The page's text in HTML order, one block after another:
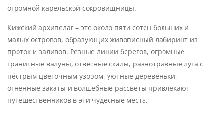
огромной карельской сокровищницы.
Кижский архипелаг – это около пяти сотен больших и
малых островов, образующих живописный лабиринт из
проток и заливов. Резные линии берегов, огромные
гранитные валуны, отвесные скалы, разнотравные луга с
пёстрым цветочным узором, уютные деревеньки,
огненные закаты и волшебные рассветы привлекают
путешественников в эти чудесные места.